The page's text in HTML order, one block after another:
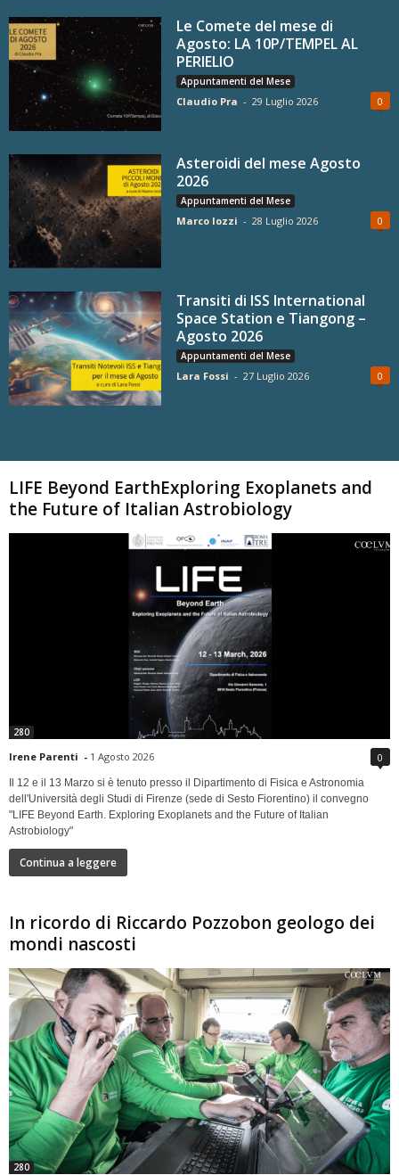
Le Comete del mese di
Agosto: LA 10P/TEMPEL AL
PERIELIO
Appuntamenti del Mese
Claudio Pra - 29 Luglio 2026 0
Asteroidi del mese Agosto
2026
Appuntamenti del Mese
Marco Iozzi - 28 Luglio 2026 0
Transiti di ISS International
Space Station e Tiangong –
Agosto 2026
Appuntamenti del Mese
Lara Fossi - 27 Luglio 2026 0
LIFE Beyond EarthExploring Exoplanets and
the Future of Italian Astrobiology
280
Irene Parenti - 1 Agosto 2026 0
Il 12 e il 13 Marzo si è tenuto presso il Dipartimento di Fisica e Astronomia
dell'Università degli Studi di Firenze (sede di Sesto Fiorentino) il convegno
"LIFE Beyond Earth. Exploring Exoplanets and the Future of Italian
Astrobiology"
Continua a leggere
In ricordo di Riccardo Pozzobon geologo dei
mondi nascosti
280